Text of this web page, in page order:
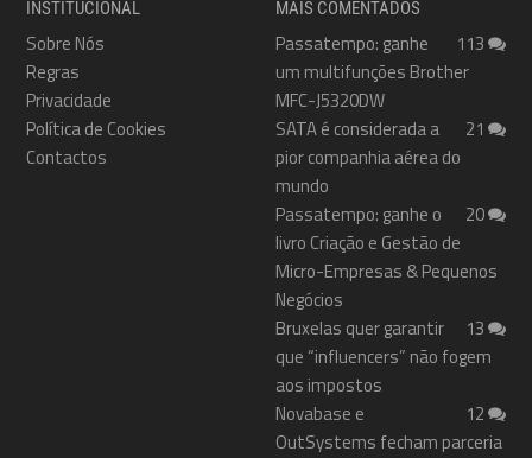
INSTITUCIONAL
Sobre Nós
Regras
Privacidade
Política de Cookies
Contactos
MAIS COMENTADOS
113
Passatempo: ganhe
um multifunções Brother
MFC-J5320DW
21
SATA é considerada a
pior companhia aérea do
mundo
20
Passatempo: ganhe o
livro Criação e Gestão de
Micro-Empresas & Pequenos
Negócios
13
Bruxelas quer garantir
que “influencers” não fogem
aos impostos
12
Novabase e
OutSystems fecham parceria